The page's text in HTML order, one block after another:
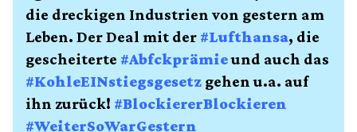
ANSEHEN IMMER LADEN
die dreckigen Industrien von gestern am
Leben. Der Deal mit der #Lufthansa, die
gescheiterte #Abfckprämieund auch das
#KohleEINstiegsgesetz gehen u.a. auf
ihn zurück! #BlockiererBlockieren
#WeiterSoWarGestern